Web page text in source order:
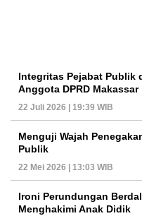
Integritas Pejabat Publik
Anggota DPRD Makassar
22 Juli 2026 | 19:39 WIB
Menguji Wajah
Publik
22 Mei 2026 | 13:03 WIB
Ironi Perundungan
Menghakimi Anak Didik